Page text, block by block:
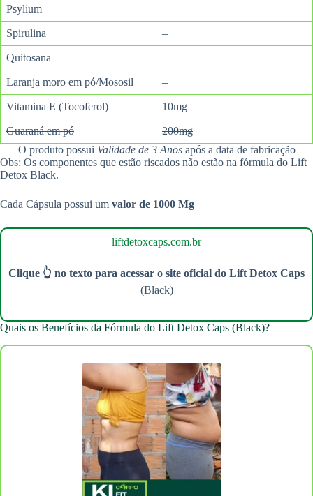
Psylium –
Spirulina –
Quitosana –
Laranja moro em pó/Mososil –
Vitamina E (Tocoferol) 10mg
Guaraná em pó
200mg
O produto possui Validade de 3 Anosapós a data de fabricação
Obs: Os componentes que estão riscados não estão na fórmula do Lift
Detox Black.
Cada Cápsula possui um valor de 1000 Mg
liftdetoxcaps.com.br
Clique 👆 no texto para acessar o site oficial do Lift Detox Caps
(Black)
Quais os Benefícios da Fórmula do Lift Detox Caps (Black)?